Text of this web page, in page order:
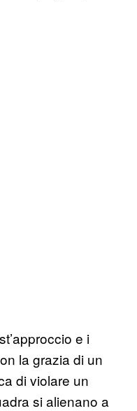
e i
la grazia di un
di violare un
si alienano a